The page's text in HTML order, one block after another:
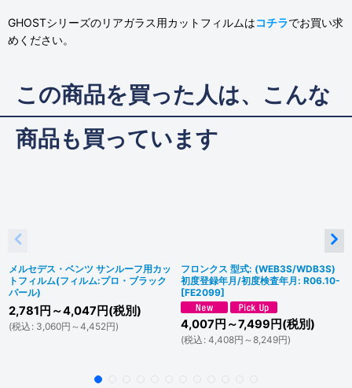
GHOSTシリーズのリアガラス用カットフィルムはコチラでお買い求
めください。
この商品を買った人は、こんな
商品も買っています
メルセデス・ベンツ サンルーフ用カッ
トフィルム(フィルム:プロ・ブラック
パール)
2,781 円 ～4,047 円(税別)
(税込 : 3,060円 ～4,452円)
フロンクス 型式: (WEB3S/WDB3S)
初度登録年月/初度検査年月: R06.10-
[FE2099]
4,007 円 ～7,499 円(税別)
(税込 : 4,408円 ～8,249円)